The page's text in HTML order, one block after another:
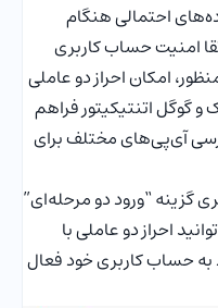
احتمالی هنگام
امنیت حساب کاربری
امکان احراز دو عاملی
و گوگل اتنتیکیتور فراهم
آی‌پی‌های مختلف برای
گزینه “ورود دو مرحله‌ای”
احراز دو عاملی با
به حساب کاربری خود فعال